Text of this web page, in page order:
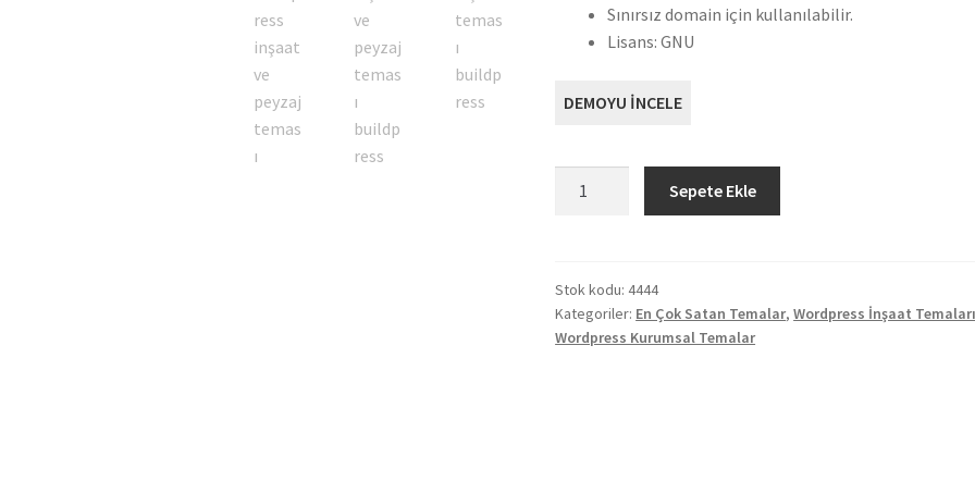
Sınırsız domain için kullanılabilir.
Lisans: GNU
DEMOYU İNCELE
Peyzaj
Teması
adet
Sepete Ekle
Stok kodu:4444
Kategoriler: En Çok Satan Temalar,Wordpress İnşaat Temaları
Wordpress Kurumsal Temalar